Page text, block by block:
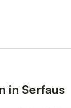
in Serfaus